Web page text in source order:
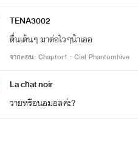
TENA3002
ตื่นเต้นๆ มาต่อไวๆน้าเออ
จากตอน: Chaptor1 : Ciel Phantomhive
La chat noir
วายหรือนอมอลค่ะ?